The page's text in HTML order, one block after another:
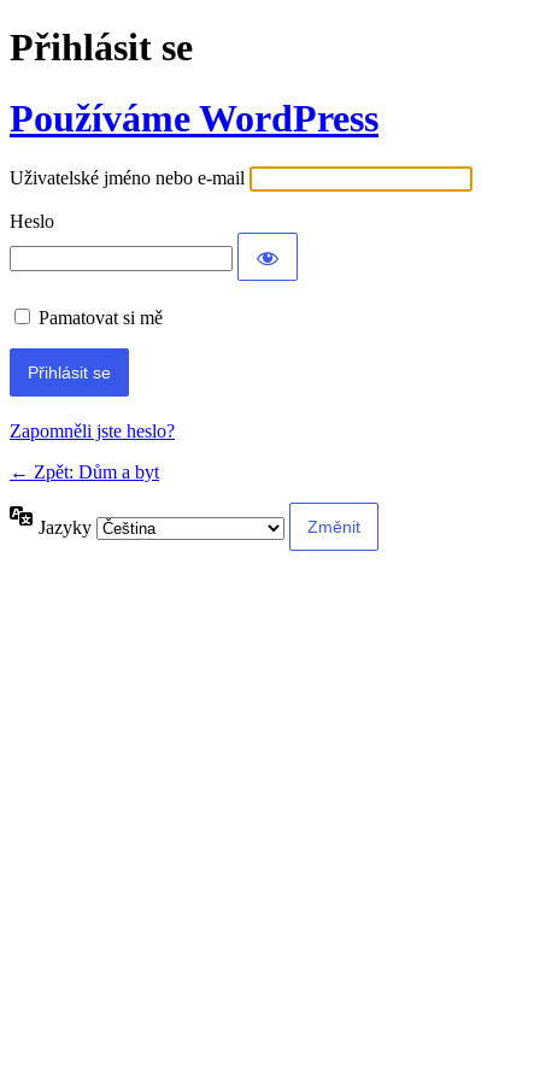
Přihlásit se
Používáme WordPress
Uživatelské jméno nebo e-mail
Heslo
Pamatovat si mě
Alternative:
Zapomněli jste heslo?
← Zpět: Dům a byt
Jazyky